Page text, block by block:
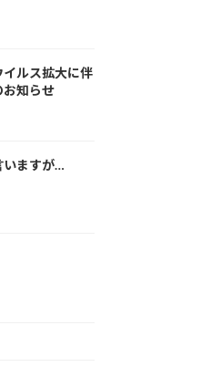
ルス拡大に伴
お知らせ
いますが…